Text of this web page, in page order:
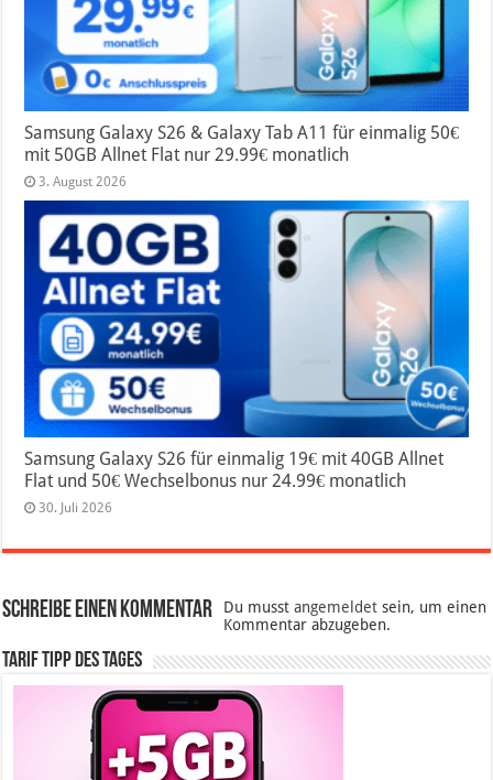
Samsung Galaxy S26 & Galaxy Tab A11 für einmalig 50€
mit 50GB Allnet Flat nur 29.99€ monatlich
3. August 2026
Samsung Galaxy S26 für einmalig 19€ mit 40GB Allnet
Flat und 50€ Wechselbonus nur 24.99€ monatlich
30. Juli 2026
Schreibe einen Kommentar Du musstangemeldet sein, um einen
Kommentar abzugeben.
Tarif Tipp des Tages